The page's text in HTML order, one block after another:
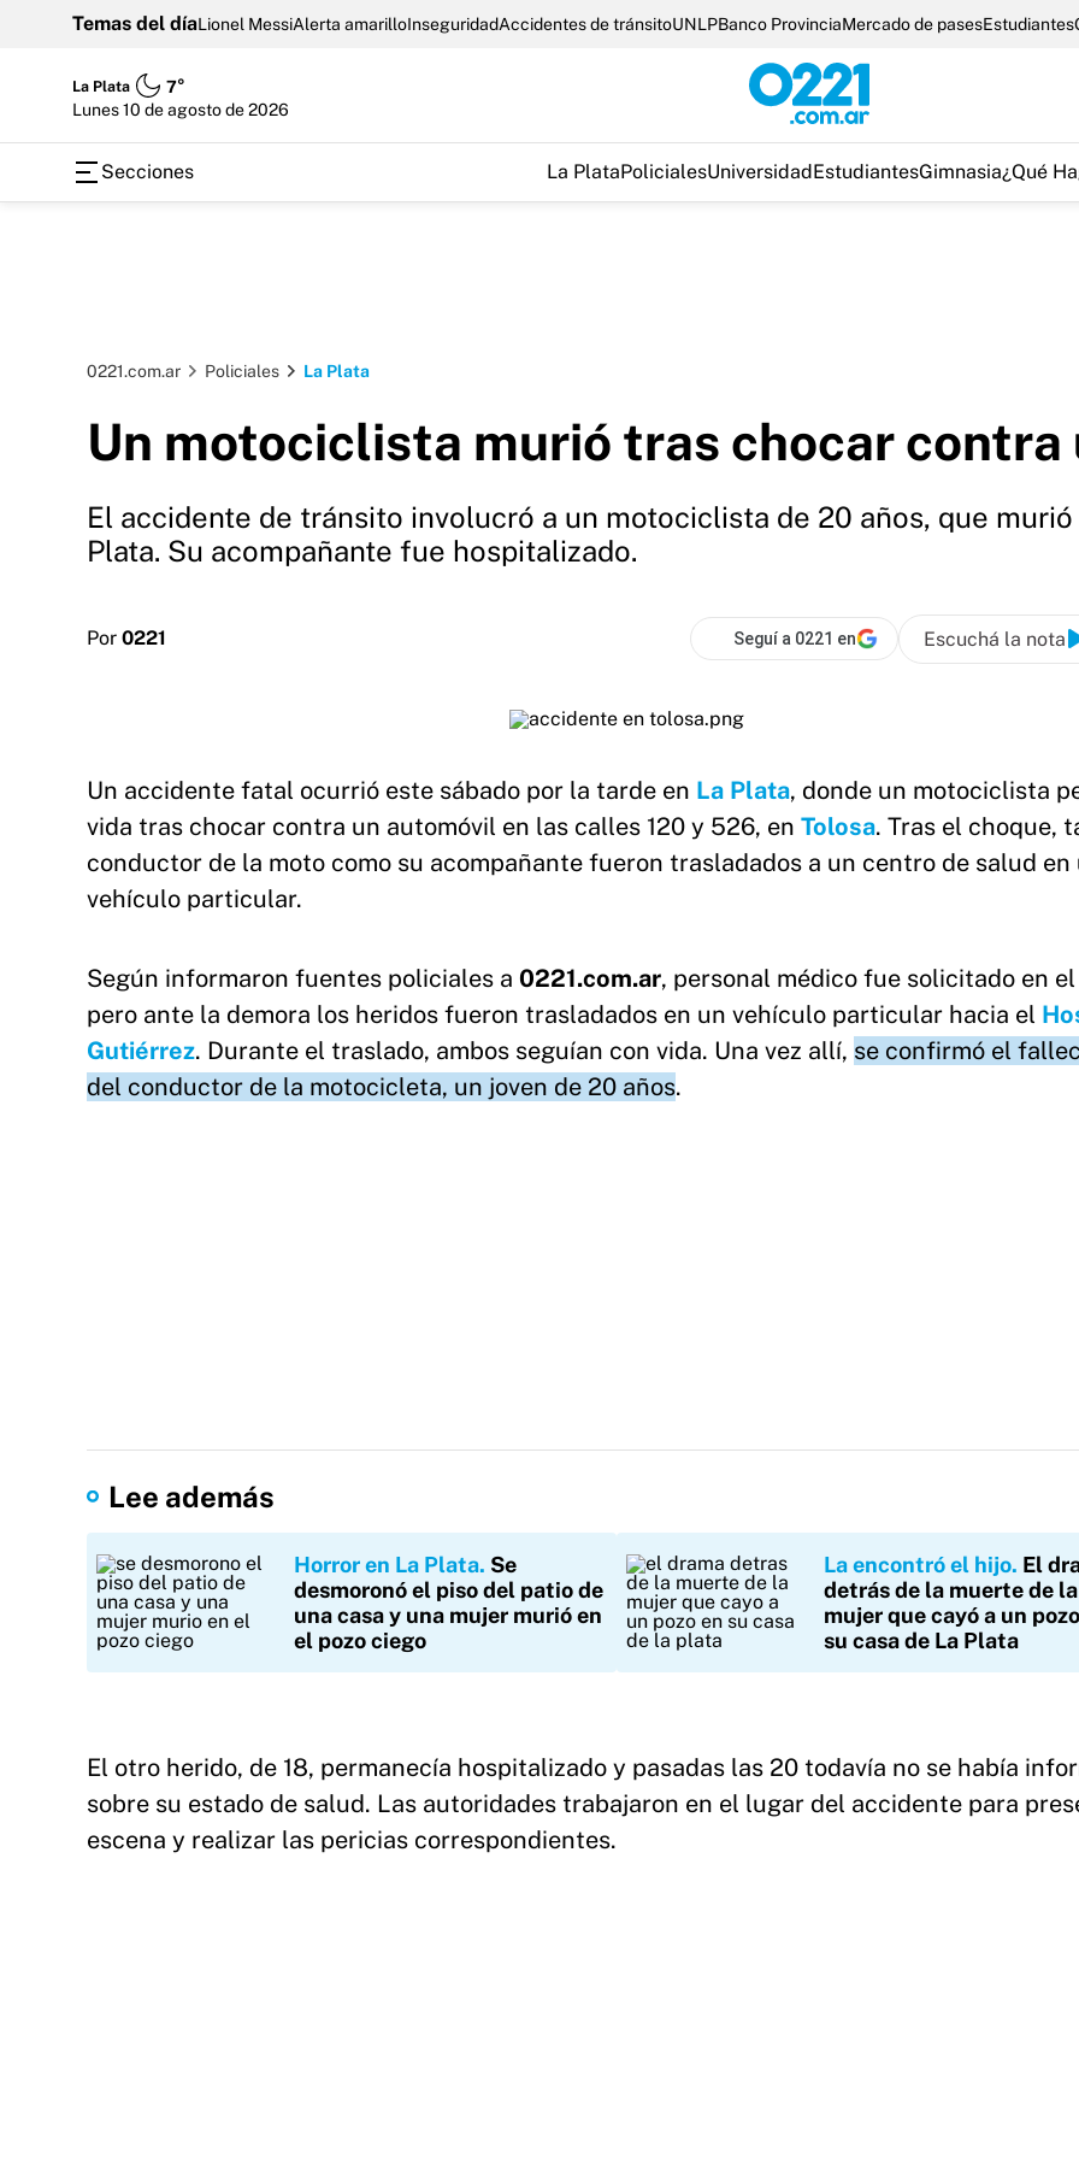
Temas del díaLionel MessiAlerta amarilloInseguridadAccidentes de tránsitoUNLPBanco ProvinciaMercado de pasesEstudiantes
La Plata
7°
lunes 10 de agosto de 2026
Secciones La PlataPolicialesUniversidadEstudiantesGimnasia¿Qué
0221.com.ar Policiales La Plata
Un motociclista murió tras chocar contra
El accidente de tránsito involucró a un motociclista de 20 años, que
Plata. Su acompañante fue hospitalizado.
Por 0221 Seguí a 0221 en Escuchá la nota
Un accidente fatal ocurrió este sábado por la tarde en La Plata, donde un motociclista
vida tras chocar contra un automóvil en las calles 120 y 526, en Tolosa. Tras el choque,
conductor de la moto como su acompañante fueron trasladados a un centro de salud en
vehículo particular.
Según informaron fuentes policiales a 0221.com.ar, personal médico fue solicitado en
pero ante la demora los heridos fueron trasladados en un vehículo particular hacia el
Gutiérrez. Durante el traslado, ambos seguían con vida. Una vez allí, se confirmó el
del conductor de la motocicleta, un joven de 20 años.
Lee además
Horror en La Plata Se
desmoronó el piso del patio de
una casa y una mujer murió en
el pozo ciego
La encontró el hijo El
detrás de la muerte de la
mujer que cayó a un
su casa de La Plata
El otro herido, de 18, permanecía hospitalizado y pasadas las 20 todavía no se había
sobre su estado de salud. Las autoridades trabajaron en el lugar del accidente para
escena y realizar las pericias correspondientes.